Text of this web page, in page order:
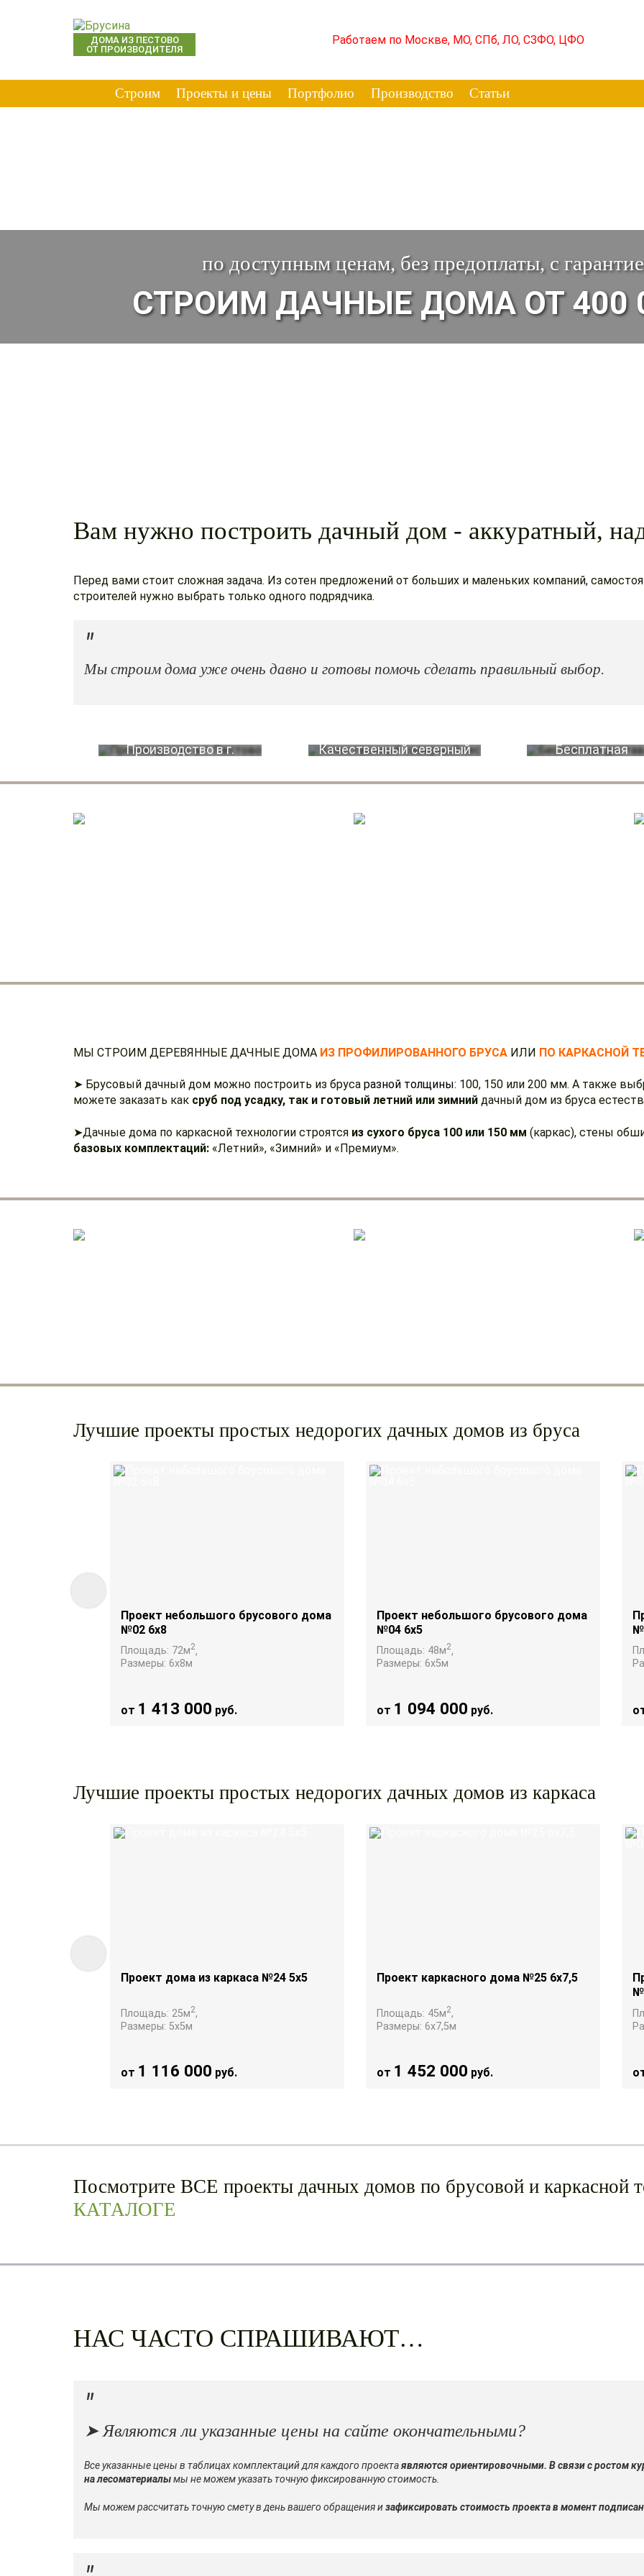
ДОМА ИЗ ПЕСТОВО
ОТ ПРОИЗВОДИТЕЛЯ
Работаем по Москве, МО, СПб, ЛО, СЗФО, ЦФО
Строим Проекты и цены Портфолио Производство Статьи
по доступным ценам, без предоплаты, с
СТРОИМ ДАЧНЫЕ ДОМА ОТ 400
Вам нужно построить дачный дом - аккуратный,
Перед вами стоит сложная задача. Из сотен предложений от больших и маленьких компаний,
строителей нужно выбрать только одного подрядчика.
Мы строим дома уже очень давно и готовы помочь сделать правильный выбор.
Производство в г.
Качественный северный
Бесплатная
МЫ СТРОИМ ДЕРЕВЯННЫЕ ДАЧНЫЕ ДОМА ИЗ ПРОФИЛИРОВАННОГО БРУСА ИЛИ ПО КАРКАСНОЙ
➤ Брусовый дачный дом можно построить из бруса разной толщины: 100, 150 или 200 мм. А также
можете заказать как сруб под усадку, так и готовый летний или зимний дачный дом из бруса
➤Дачные дома по каркасной технологии строятся из сухого бруса 100 или 150 мм (каркас), стены
базовых комплектаций: «Летний», «Зимний» и «Премиум».
Лучшие проекты простых недорогих дачных домов из бруса
Проект небольшого брусового дома
№02 6х8
Площадь: 72м2,
Размеры: 6х8м
от 1 413 000 руб.
Проект небольшого брусового дома
№04 6х5
Площадь: 48м2,
Размеры: 6х5м
от 1 094 000 руб.
Лучшие проекты простых недорогих дачных домов из каркаса
Проект дома из каркаса №24 5х5
Площадь: 25м2,
Размеры: 5х5м
от 1 116 000 руб.
Проект каркасного дома №25 6х7,5
Площадь: 45м2,
Размеры: 6х7,5м
от 1 452 000 руб.
Посмотрите ВСЕ проекты дачных домов по брусовой и каркасной
КАТАЛОГЕ
НАС ЧАСТО СПРАШИВАЮТ…
➤ Являются ли указанные цены на сайте окончательными?
Все указанные цены в таблицах комплектаций для каждого проектаявляются ориентировочными. В связи с ростом
на лесоматериалымы не можем указать точную фиксированную стоимость.
Мы можем рассчитать точную смету в день вашего обращения изафиксировать стоимость проекта в момент